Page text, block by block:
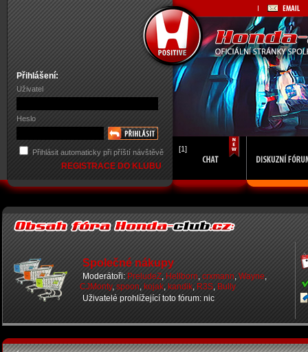
Přihlášení:
Uživatel
Heslo
Přihlásit automaticky při příští návštěvě
REGISTRACE DO KLUBU
[1]
Společné nákupy
Moderátoři: PreludeZ, Hellborn, crxmann, Wayne,
CJMonty, spoon, kojak, kandik, R3S, Bully
Uživatelé prohlížející toto fórum: nic